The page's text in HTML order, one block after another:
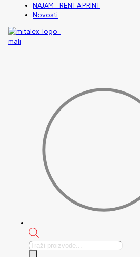
NAJAM – RENT A PRINT
Novosti
Products